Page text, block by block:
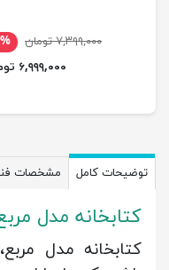
۷,۳۹۹,۰۰۰ تومان
۶,۹۹۹,۰۰۰ تومان
توضیحات کامل مشخصات
کتابخانه مدل